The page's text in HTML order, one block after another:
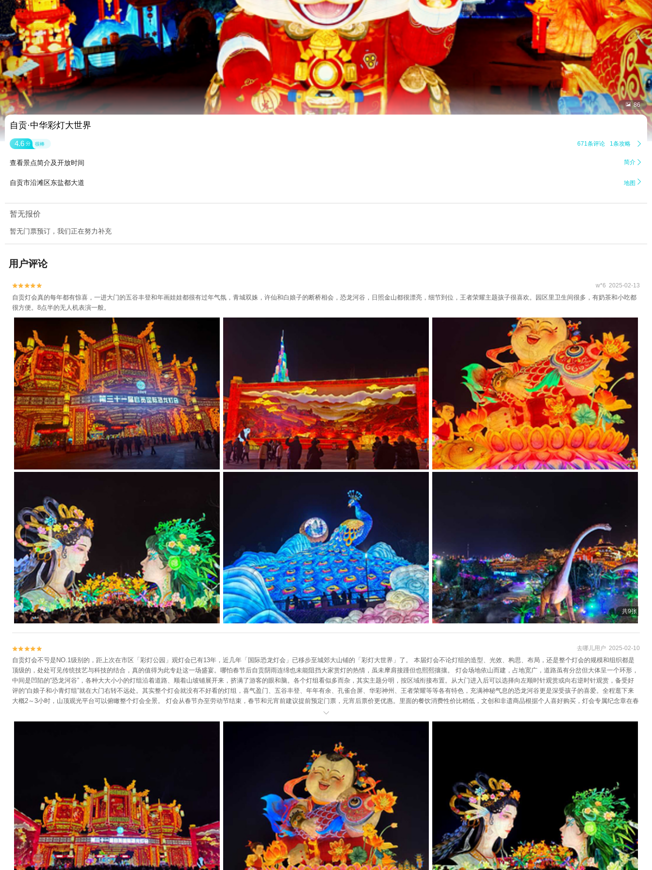
 86
自贡·中华彩灯大世界
4.6 分 很棒 671条评论 1条攻略 
查看景点简介及开放时间 简介 
自贡市沿滩区东盐都大道 地图 
暂无报价
暂无门票预订，我们正在努力补充
用户评论

 w*6 2025-02-13
自贡灯会真的每年都有惊喜，一进大门的五谷丰登和年画娃娃都很有过年气氛，青城双姝，许仙和白娘子的断桥相会，恐龙河谷，日照金山都很漂亮，细节到位，王者荣耀主题孩子很喜欢。园区里卫生间很多，有奶茶和小吃都
很方便。8点半的无人机表演一般。
共9张

 去哪儿用户 2025-02-10
自贡灯会不亏是NO.1级别的，距上次在市区「彩灯公园」观灯会已有13年，近几年「国际恐龙灯会」已移步至城郊大山铺的「彩灯大世界」了。 本届灯会不论灯组的造型、光效、构思、布局，还是整个灯会的规模和组织都是
顶级的，处处可见传统技艺与科技的结合，真的值得为此专赴这一场盛宴。哪怕春节后自贡阴雨连绵也未能阻挡大家赏灯的热情，虽未摩肩接踵但也熙熙攘攘。 灯会场地依山而建，占地宽广，道路虽有分岔但大体呈一个环形，
中间是凹陷的“恐龙河谷”，各种大大小小的灯组沿着道路、顺着山坡铺展开来，挤满了游客的眼和脑。各个灯组看似多而杂，其实主题分明，按区域衔接布置。从大门进入后可以选择向左顺时针观赏或向右逆时针观赏，备受好
评的“白娘子和小青灯组”就在大门右转不远处。其实整个灯会就没有不好看的灯组，喜气盈门、五谷丰登、年年有余、孔雀合屏、华彩神州、王者荣耀等等各有特色，充满神秘气息的恐龙河谷更是深受孩子的喜爱。全程逛下来
大概2～3小时，山顶观光平台可以俯瞰整个灯会全景。 灯会从春节办至劳动节结束，春节和元宵前建议提前预定门票，元宵后票价更优惠。里面的餐饮消费性价比稍低，文创和非遗商品根据个人喜好购买，灯会专属纪念章在春
